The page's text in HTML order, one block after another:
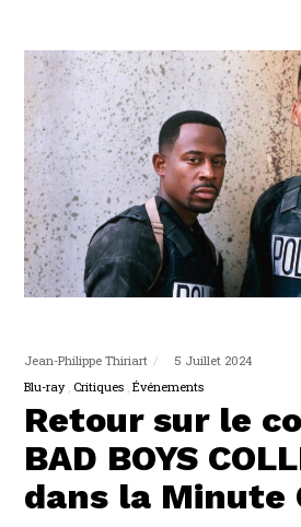
Jean-Philippe Thiriart
5 Juillet 2024
Blu-ray Critiques Événements
Retour sur le
BAD BOYS
dans la Minute